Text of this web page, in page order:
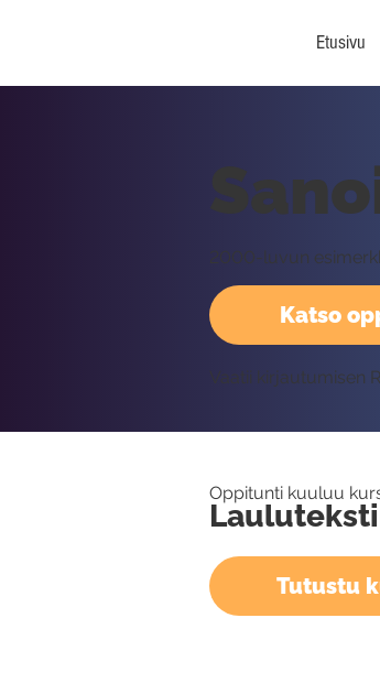
Etusivu
Katso
2000-luvun
Vaatii kirjautumisen
Oppitunti kuuluu
Tutustu